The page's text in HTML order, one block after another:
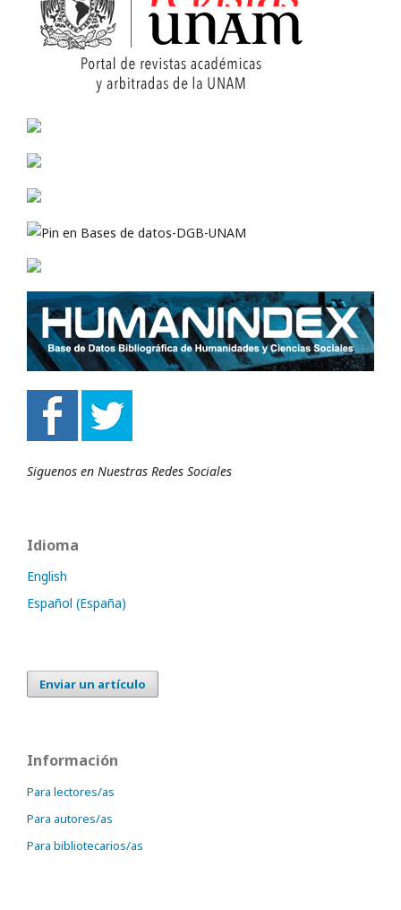
Siguenos en Nuestras Redes Sociales
Idioma
English
Español (España)
Enviar un artículo
Información
Para lectores/as
Para autores/as
Para bibliotecarios/as